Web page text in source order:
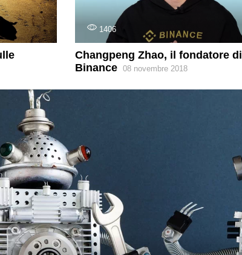
1406
Changpeng Zhao, il fondatore di
Binance
08 novembre 2018